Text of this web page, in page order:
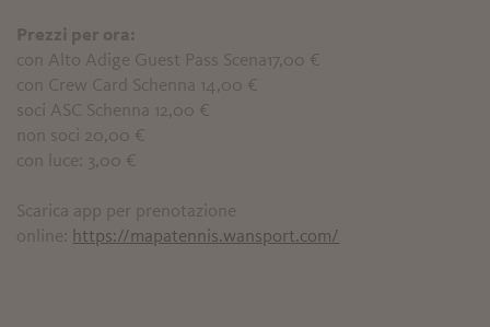
Prezzi per ora:
con Alto Adige Guest Pass Scena17,00 €
con Crew Card Schenna 14,00 €
soci ASC Schenna 12,00 €
non soci 20,00 €
con luce: 3,00 €
Scarica app per prenotazione
online:
https://mapatennis.wansport.com/